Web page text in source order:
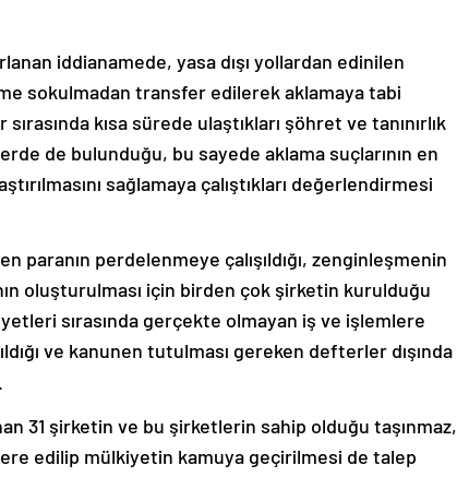
iddianamede, yasa dışı yollardan edinilen
sokulmadan transfer edilerek aklamaya tabi
kısa sürede ulaştıkları şöhret ve tanınırlık
de bulunduğu, bu sayede aklama suçlarının en
sağlamaya çalıştıkları değerlendirmesi
paranın perdelenmeye çalışıldığı, zenginleşmenin
oluşturulması için birden çok şirketin kurulduğu
sırasında gerçekte olmayan iş ve işlemlere
ve kanunen tutulması gereken defterler dışında
31 şirketin ve bu şirketlerin sahip olduğu taşınmaz,
edilip mülkiyetin kamuya geçirilmesi de talep